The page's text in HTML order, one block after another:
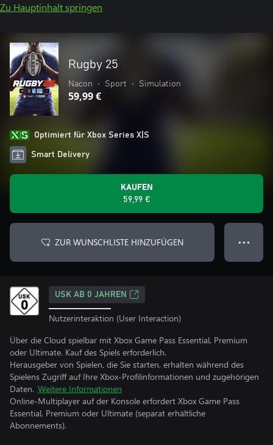
Zu Hauptinhalt springen
Rugby 25
Nacon • Sport • Simulation
59,99 €
Optimiert für Xbox Series X|S
Smart Delivery
KAUFEN
59,99 €
ZUR WUNSCHLISTE HINZUFÜGEN ● ● ●
USK AB 0 JAHREN
Nutzerinteraktion (User Interaction)
Über die Cloud spielbar mit Xbox Game Pass Essential, Premium
oder Ultimate. Kauf des Spiels erforderlich.
Herausgeber von Spielen, die Sie starten, erhalten während des
Spielens Zugriff auf Ihre Xbox-Profilinformationen und zugehörigen
Daten. Weitere Informationen
Online-Multiplayer auf der Konsole erfordert Xbox Game Pass
Essential, Premium oder Ultimate (separat erhältliche
Abonnements).